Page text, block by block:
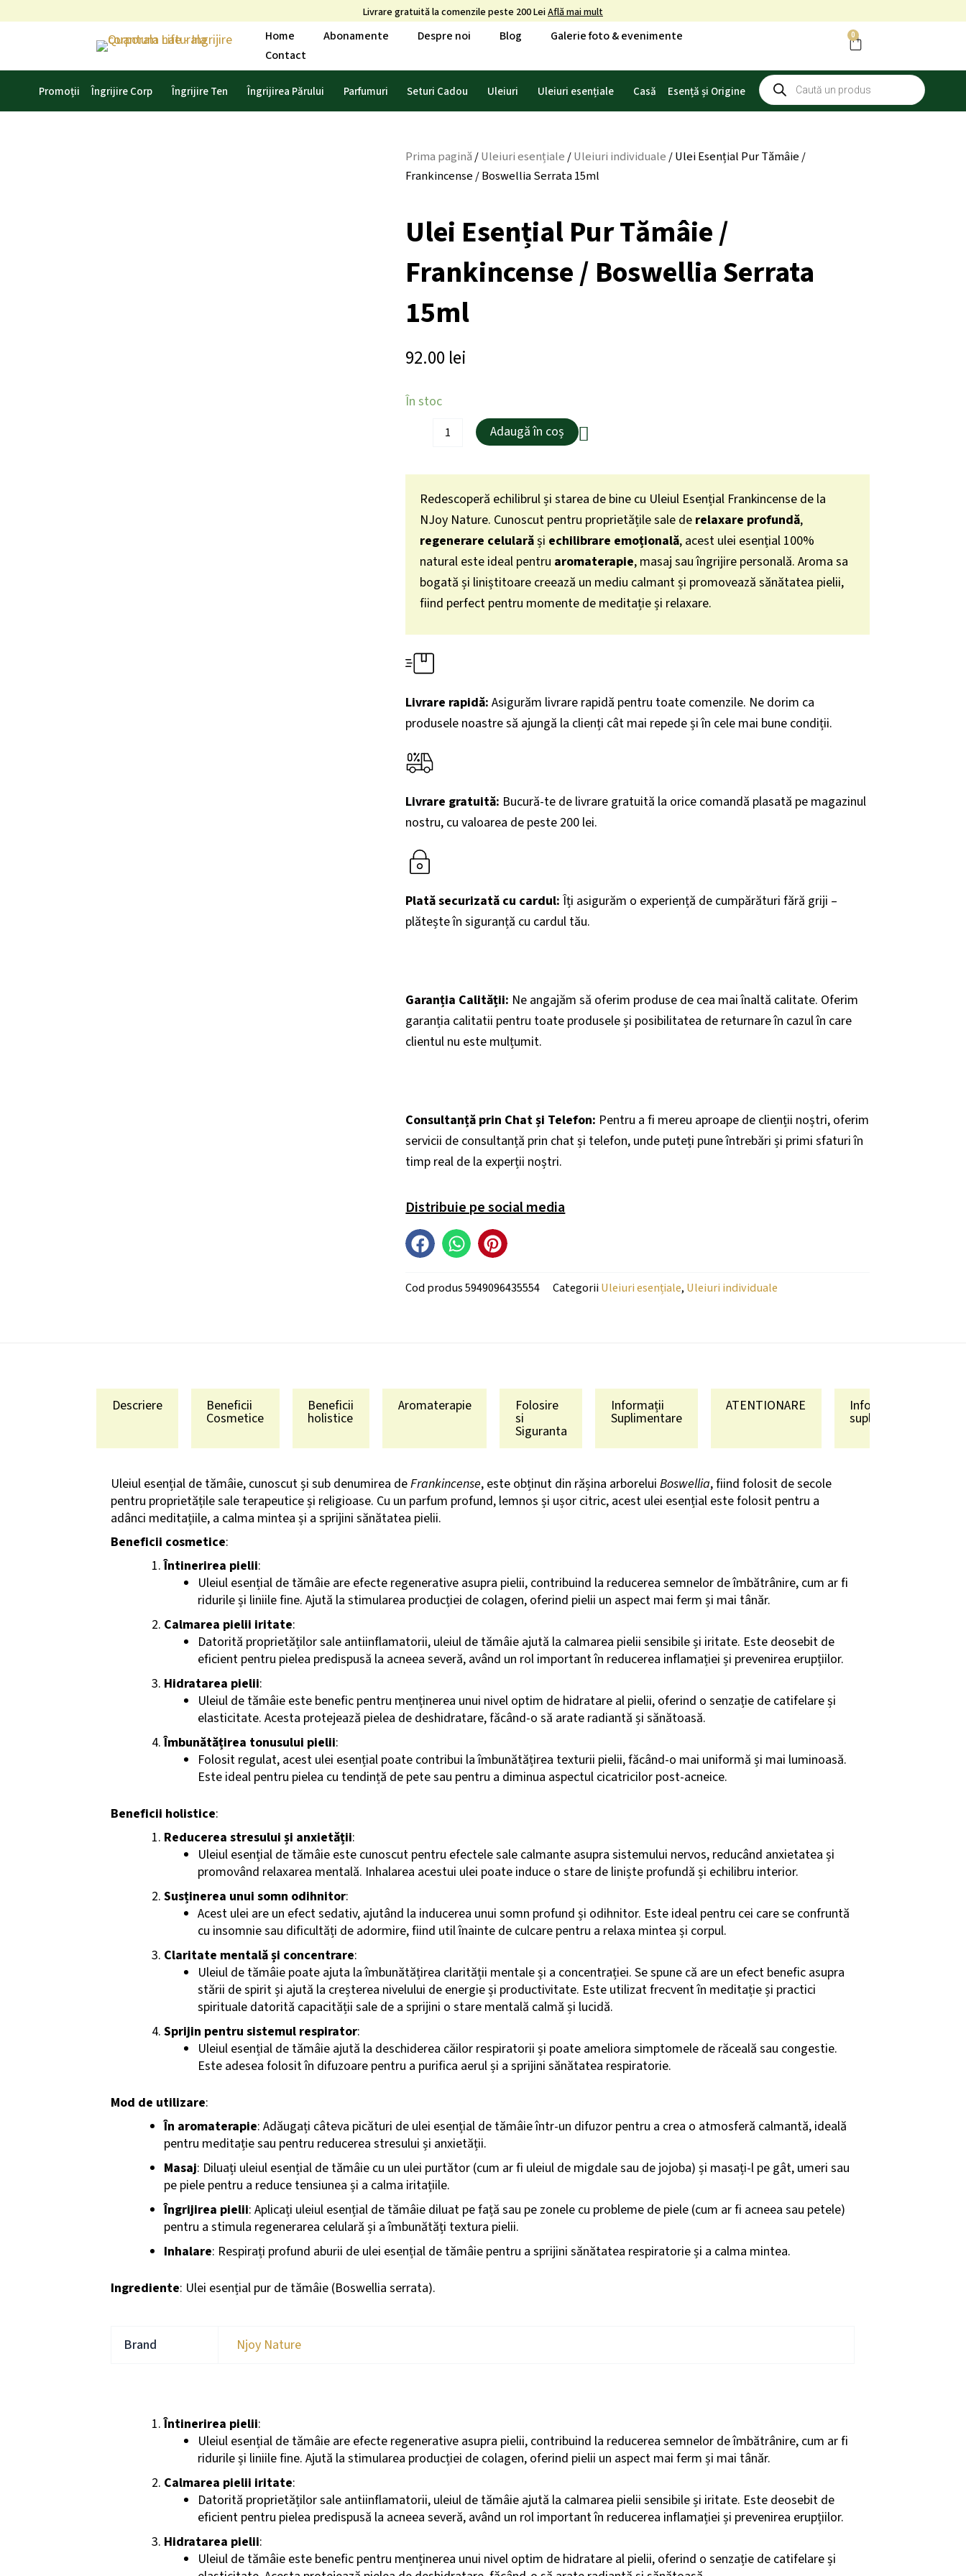
Livrare gratuită la comenzile peste 200 LeiAflă mai mult
Home Abonamente Despre noi Blog
Galerie foto & evenimente
Contact
0
Promoții Îngrijire Corp Îngrijire Ten Îngrijirea Părului Parfumuri Seturi Cadou Uleiuri Uleiuri esențiale Casă Esență și Origine
Products
search
Prima pagină/Uleiuri esențiale/Uleiuri individuale/ Ulei Esențial Pur Tămâie /
Frankincense / Boswellia Serrata 15ml
Ulei Esențial Pur Tămâie /
Frankincense / Boswellia Serrata
15ml
92.00lei
În stoc
Cantitate
Boswellia
Serrata
15ml
Adaugă în coș
Redescoperă echilibrul și starea de bine cu Uleiul Esențial Frankincense de la
NJoy Nature. Cunoscut pentru proprietățile sale de relaxare profundă,
regenerare celularăși echilibrare emoțională, acest ulei esențial 100%
natural este ideal pentru aromaterapie, masaj sau îngrijire personală. Aroma sa
bogată și liniștitoare creează un mediu calmant și promovează sănătatea pielii,
fiind perfect pentru momente de meditație și relaxare.
Livrare rapidă: Asigurăm livrare rapidă pentru toate comenzile. Ne dorim ca
produsele noastre să ajungă la clienți cât mai repede și în cele mai bune condiții.
Livrare gratuită: Bucură-te de livrare gratuită la orice comandă plasată pe magazinul
nostru, cu valoarea de peste 200 lei.
Plată securizată cu cardul: Îți asigurăm o experiență de cumpărături fără griji –
plătește în siguranță cu cardul tău.
Garanția Calității: Ne angajăm să oferim produse de cea mai înaltă calitate. Oferim
garanția calitatii pentru toate produsele și posibilitatea de returnare în cazul în care
clientul nu este mulțumit.
Consultanță prin Chat și Telefon: Pentru a fi mereu aproape de clienții noștri, oferim
servicii de consultanță prin chat și telefon, unde puteți pune întrebări și primi sfaturi în
timp real de la experții noștri.
Distribuie pe social media
Cod produs5949096435554 CategoriiUleiuri esențiale, Uleiuri individuale
Descriere Informații
suplimentare
Beneficii
Cosmetice
Beneficii
holistice
Aromaterapie Folosire
si
Siguranta
Informații
Suplimentare
ATENTIONARE
Uleiul esențial de tămâie, cunoscut și sub denumirea deFrankincense, este obținut din rășina arboreluiBoswellia, fiind folosit de secole
pentru proprietățile sale terapeutice și religioase. Cu un parfum profund, lemnos și ușor citric, acest ulei esențial este folosit pentru a
adânci meditațiile, a calma mintea și a sprijini sănătatea pielii.
Beneficii cosmetice:
Întinerirea pielii:
Uleiul esențial de tămâie are efecte regenerative asupra pielii, contribuind la reducerea semnelor de îmbătrânire, cum ar fi
ridurile și liniile fine. Ajută la stimularea producției de colagen, oferind pielii un aspect mai ferm și mai tânăr.
Calmarea pielii iritate:
Datorită proprietăților sale antiinflamatorii, uleiul de tămâie ajută la calmarea pielii sensibile și iritate. Este deosebit de
eficient pentru pielea predispusă la acneea severă, având un rol important în reducerea inflamației și prevenirea erupțiilor.
Hidratarea pielii:
Uleiul de tămâie este benefic pentru menținerea unui nivel optim de hidratare al pielii, oferind o senzație de catifelare și
elasticitate. Acesta protejează pielea de deshidratare, făcând-o să arate radiantă și sănătoasă.
Îmbunătățirea tonusului pielii:
Folosit regulat, acest ulei esențial poate contribui la îmbunătățirea texturii pielii, făcând-o mai uniformă și mai luminoasă.
Este ideal pentru pielea cu tendință de pete sau pentru a diminua aspectul cicatricilor post-acneice.
Beneficii holistice:
Reducerea stresului și anxietății:
Uleiul esențial de tămâie este cunoscut pentru efectele sale calmante asupra sistemului nervos, reducând anxietatea și
promovând relaxarea mentală. Inhalarea acestui ulei poate induce o stare de liniște profundă și echilibru interior.
Susținerea unui somn odihnitor:
Acest ulei are un efect sedativ, ajutând la inducerea unui somn profund și odihnitor. Este ideal pentru cei care se confruntă
cu insomnie sau dificultăți de adormire, fiind util înainte de culcare pentru a relaxa mintea și corpul.
Claritate mentală și concentrare:
Uleiul de tămâie poate ajuta la îmbunătățirea clarității mentale și a concentrației. Se spune că are un efect benefic asupra
stării de spirit și ajută la creșterea nivelului de energie și productivitate. Este utilizat frecvent în meditație și practici
spirituale datorită capacității sale de a sprijini o stare mentală calmă și lucidă.
Sprijin pentru sistemul respirator:
Uleiul esențial de tămâie ajută la deschiderea căilor respiratorii și poate ameliora simptomele de răceală sau congestie.
Este adesea folosit în difuzoare pentru a purifica aerul și a sprijini sănătatea respiratorie.
Mod de utilizare:
În aromaterapie: Adăugați câteva picături de ulei esențial de tămâie într-un difuzor pentru a crea o atmosferă calmantă, ideală
pentru meditație sau pentru reducerea stresului și anxietății.
Masaj: Diluați uleiul esențial de tămâie cu un ulei purtător (cum ar fi uleiul de migdale sau de jojoba) și masați-l pe gât, umeri sau
pe piele pentru a reduce tensiunea și a calma iritațiile.
Îngrijirea pielii: Aplicați uleiul esențial de tămâie diluat pe față sau pe zonele cu probleme de piele (cum ar fi acneea sau petele)
pentru a stimula regenerarea celulară și a îmbunătăți textura pielii.
Inhalare: Respirați profund aburii de ulei esențial de tămâie pentru a sprijini sănătatea respiratorie și a calma mintea.
Ingrediente: Ulei esențial pur de tămâie (Boswellia serrata).
Brand Njoy Nature
Întinerirea pielii:
Uleiul esențial de tămâie are efecte regenerative asupra pielii, contribuind la reducerea semnelor de îmbătrânire, cum ar fi
ridurile și liniile fine. Ajută la stimularea producției de colagen, oferind pielii un aspect mai ferm și mai tânăr.
Calmarea pielii iritate:
Datorită proprietăților sale antiinflamatorii, uleiul de tămâie ajută la calmarea pielii sensibile și iritate. Este deosebit de
eficient pentru pielea predispusă la acneea severă, având un rol important în reducerea inflamației și prevenirea erupțiilor.
Hidratarea pielii:
Uleiul de tămâie este benefic pentru menținerea unui nivel optim de hidratare al pielii, oferind o senzație de catifelare și